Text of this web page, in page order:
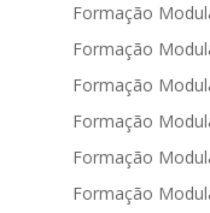
Formação
Formação
Formação
Formação
Formação
Formação